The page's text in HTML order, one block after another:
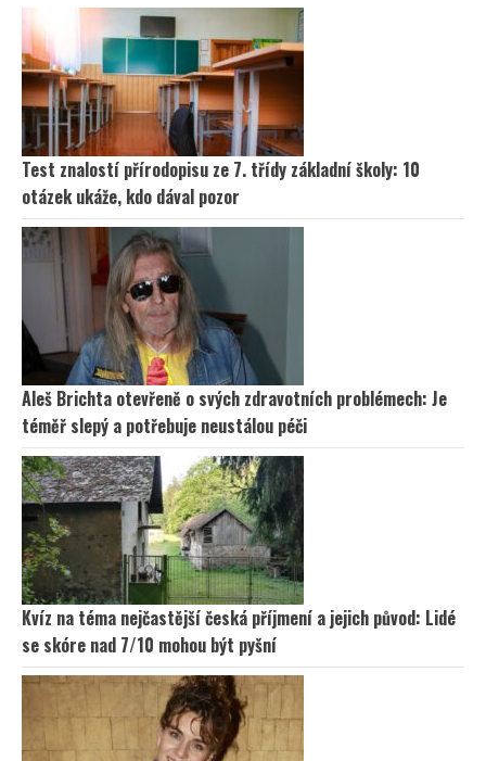
Test znalostí přírodopisu ze 7. třídy základní školy: 10
otázek ukáže, kdo dával pozor
Aleš Brichta otevřeně o svých zdravotních problémech: Je
téměř slepý a potřebuje neustálou péči
Kvíz na téma nejčastější česká příjmení a jejich původ: Lidé
se skóre nad 7/10 mohou být pyšní